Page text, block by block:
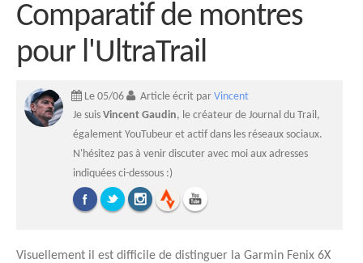
Comparatif de montres
pour l'UltraTrail
Le 05/06 Article écrit par Vincent
Je suis Vincent Gaudin, le créateur de Journal du Trail,
également YouTubeur et actif dans les réseaux sociaux.
N'hésitez pas à venir discuter avec moi aux adresses
indiquées ci-dessous :)
Visuellement il est difficile de distinguer la Garmin Fenix 6X